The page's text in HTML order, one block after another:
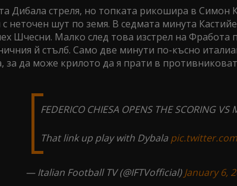
Дибала стреля, но топката рикошира в Симон
неточен шут по земя. В седмата минута
Шчесни. Малко след това изстрел на Фработа
й стълб. Само две минути по-късно
за да може крилото да я прати в
FEDERICO CHIESA OPENS THE SCORING VS
That link up play with Dybala
— Italian Football TV (@IFTVofficial)January 6,